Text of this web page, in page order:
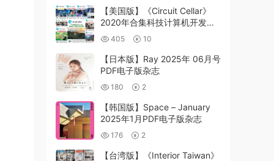
【美国版】《Circuit Cellar》
2020年合集科技计算机开发工
程师应用杂志电子工程芯片信息
pdf杂志（12本）
405 10
【日本版】Ray 2025年 06月号
PDF电子版杂志
180 2
【韩国版】Space – January
2025年1月PDF电子版杂志
176 2
【台湾版】《Interior Taiwan》